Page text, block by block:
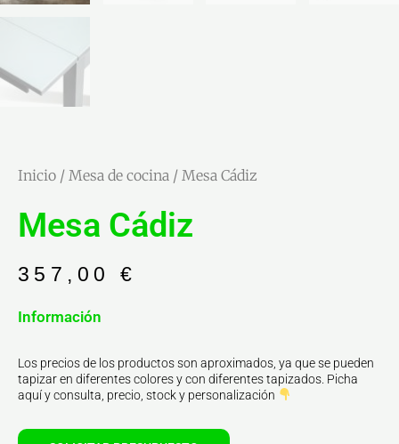
Inicio / Mesa de cocina / Mesa Cádiz
Mesa Cádiz
357,00 €
Información
Los precios de los productos son aproximados, ya que se pueden
tapizar en diferentes colores y con diferentes tapizados. Picha
aquí y consulta, precio, stock y personalización